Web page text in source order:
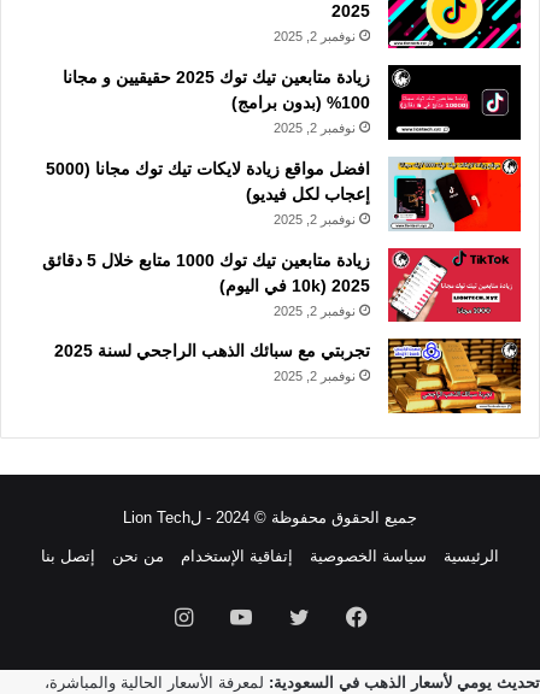
2025
نوفمبر 2, 2025
زيادة متابعين تيك توك 2025 حقيقيين و مجانا
100% (بدون برامج)
نوفمبر 2, 2025
افضل مواقع زيادة لايكات تيك توك مجانا (5000
إعجاب لكل فيديو)
نوفمبر 2, 2025
زيادة متابعين تيك توك 1000 متابع خلال 5 دقائق
2025 (10k في اليوم)
نوفمبر 2, 2025
تجربتي مع سبائك الذهب الراجحي لسنة 2025
نوفمبر 2, 2025
جميع الحقوق محفوظة © 2024 - لLion Tech
الرئيسية سياسة الخصوصية إتفاقية الإستخدام من نحن إتصل بنا
فيسبوك تويتر يوتيوبانستقرام
تحديث يومي لأسعار الذهب في السعودية: لمعرفة الأسعار الحالية والمباشرة،